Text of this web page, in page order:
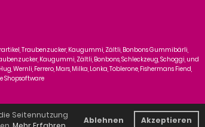
Traubenzucker, Kaugummi, Zältli, Bonbons Gummibärli,
Kaugummi, Zältli, Bonbons, Schleckzeug, Schoggi, und
Wernli, Ferrero, Mars, Milka, Lonka, Toblerone, Fishermans Fiend,
Shopsoftware
Seitennutzung
Ablehnen Akzeptieren